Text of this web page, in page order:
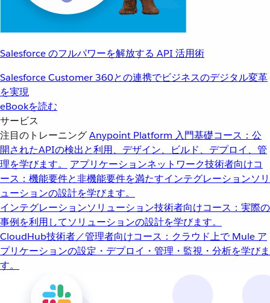
Salesforce のフルパワーを解放する API 活用術
Salesforce Customer 360との連携でビジネスのデジタル変革
を実現
eBookを読む
サービス
注目のトレーニングAnypoint Platform 入門基礎コース：公
開されたAPIの検出と利用、デザイン、ビルド、デプロイ、管
理を学びます。
アプリケーションネットワーク技術者向けコ
ース：機能要件と非機能要件を満たすインテグレーションソリ
ューションの設計を学びます。
インテグレーションソリューション技術者向けコース：実際の
事例を利用してソリューションの設計を学びます。
CloudHub技術者／管理者向けコース：クラウド上で Mule ア
プリケーションの設定・デプロイ・管理・監視・分析を学びま
す。